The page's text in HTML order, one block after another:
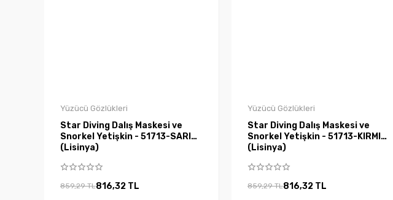
Yüzücü Gözlükleri
Star Diving Dalış Maskesi ve
Snorkel Yetişkin - 51713-SARI
(Lisinya)
859,29 TL816,32 TL
Yüzücü Gözlükleri
Star Diving Dalış Maskesi ve
Snorkel Yetişkin - 51713-KIRMIZI
(Lisinya)
859,29 TL816,32 TL